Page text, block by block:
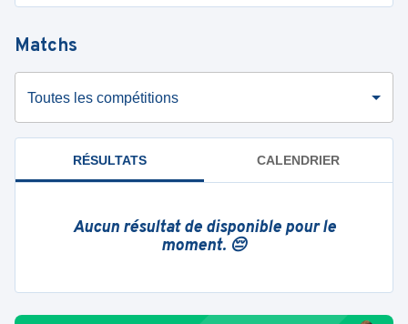
Matchs
Toutes les compétitions
RÉSULTATS CALENDRIER
Aucun résultat de disponible pour le
moment. 😔